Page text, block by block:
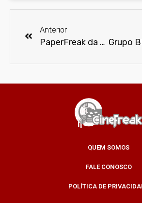
Anterior
PaperFreak da semana – Thor
QUEM SOMOS
FALE CONOSCO
POLÍTICA DE